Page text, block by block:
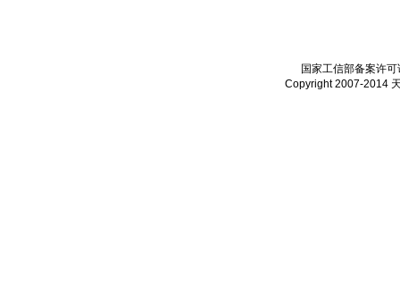
国家工信部备案许
Copyright 2007-2014